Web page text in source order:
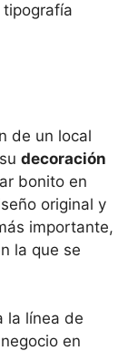
de un local
decoración
bonito en
original y
importante,
la que se
la línea de
en